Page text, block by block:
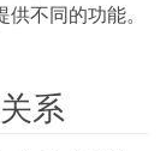
不同的功能。
系